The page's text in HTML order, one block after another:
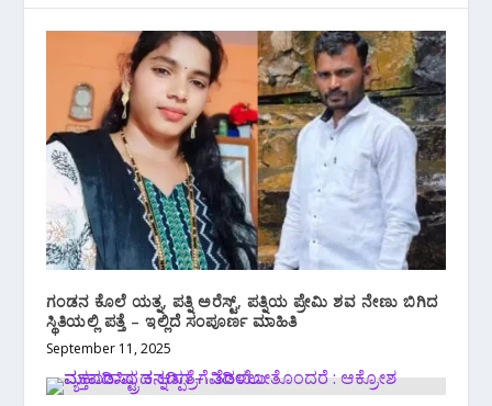
ಗಂಡನ ಕೊಲೆ ಯತ್ನ, ಪತ್ನಿ ಅರೆಸ್ಟ್, ಪತ್ನಿಯ ಪ್ರೇಮಿ ಶವ ನೇಣು ಬಿಗಿದ
ಸ್ಥಿತಿಯಲ್ಲಿ ಪತ್ತೆ – ಇಲ್ಲಿದೆ ಸಂಪೂರ್ಣ ಮಾಹಿತಿ
September 11, 2025